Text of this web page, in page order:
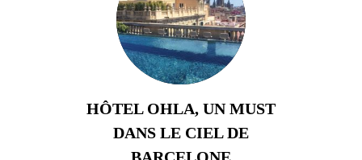
HÔTEL OHLA, UN MUST
DANS LE CIEL DE